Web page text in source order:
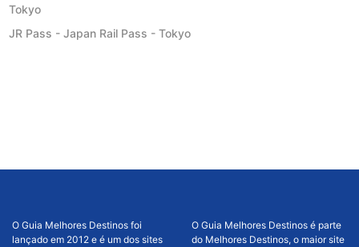
Tokyo
JR Pass - Japan Rail Pass - Tokyo
O Guia Melhores Destinos foi
lançado em 2012 e é um dos sites
O Guia Melhores Destinos é parte
do Melhores Destinos, o maior site